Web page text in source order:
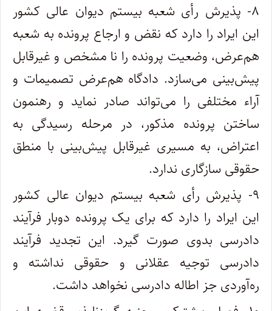
۸- پذیرش رأی شعبه بیستم دیوان عالی کشور
این ایراد را دارد که نقض و ارجاع پرونده به شعبه
هم‌عرض، وضعیت پرونده را نا مشخص و غیرقابل
پیش‌بینی می‌سازد. دادگاه هم‌عرض تصمیمات و
آراء مختلفی را می‌تواند صادر نماید و رهنمون
ساختن پرونده مذکور، در مرحله رسیدگی به
اعتراض، به مسیری غیرقابل پیش‌بینی با منطق
حقوقی سازگاری ندارد.
۹- پذیرش رأی شعبه بیستم دیوان عالی کشور
این ایراد را دارد که برای یک پرونده دوبار فرآیند
دادرسی بدوی صورت گیرد. این تجدید فرآیند
دادرسی توجیه عقلانی و حقوقی نداشته و
ره‌آوردی جز اطاله دادرسی نخواهد داشت.